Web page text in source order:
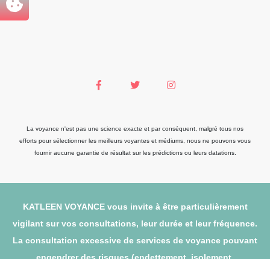
La voyance n'est pas une science exacte et par conséquent, malgré tous nos
efforts pour sélectionner les meilleurs voyantes et médiums, nous ne pouvons vous
fournir aucune garantie de résultat sur les prédictions ou leurs datations.
KATLEEN VOYANCE vous invite à être particulièrement
vigilant sur vos consultations, leur durée et leur fréquence.
La consultation excessive de services de voyance pouvant